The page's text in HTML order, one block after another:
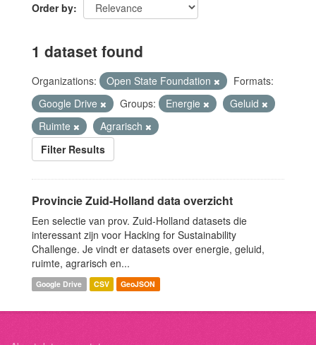
Order by
1 dataset found
Organizations: Open State Foundation
Formats:
Google Drive
Groups: Energie
Geluid
Ruimte
Agrarisch
Filter Results
Provincie Zuid-Holland data overzicht
Een selectie van prov. Zuid-Holland datasets die
interessant zijn voor Hacking for Sustainability
Challenge. Je vindt er datasets over energie, geluid,
ruimte, agrarisch en...
Google Drive CSV GeoJSON